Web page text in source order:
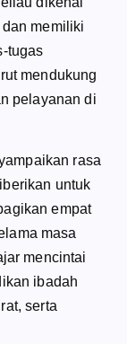
memiliki
tugas
mendukung
pelayanan di
rasa
untuk
empat
masa
mencintai
ibadah
serta